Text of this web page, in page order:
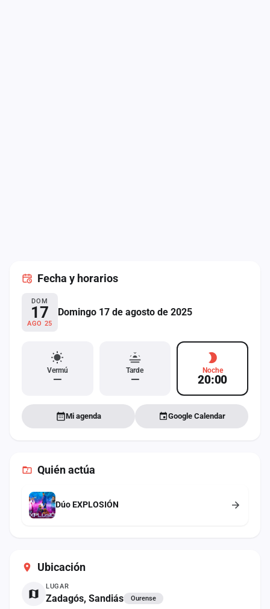
Ubicación
LUGAR
Zadagós, Sandiás Ourense
Fecha y horarios
DOM
17
AGO 25
Domingo 17 de agosto de 2025
Vermú
—
Tarde
—
Noche
20:00
Mi agenda Google Calendar
Quién actúa
Dúo EXPLOSIÓN
Administración
Contacto